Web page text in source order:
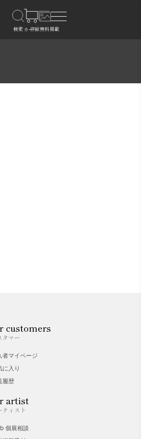
customers
タマー
者マイページ
に入り
履歴
artist
ティスト
個展相談